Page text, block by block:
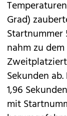
Grad)
Startnummer
nahm zu
Sekunden
1,96
mit